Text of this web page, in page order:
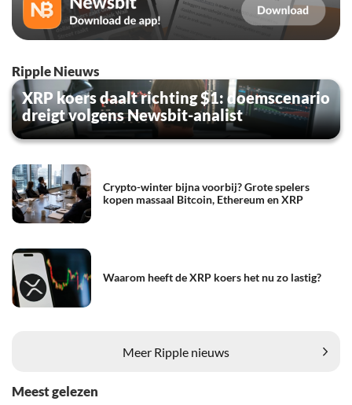
Ripple Nieuws
XRP koers daalt richting $1: doemscenario
dreigt volgens Newsbit-analist
Crypto-winter bijna voorbij? Grote spelers
kopen massaal Bitcoin, Ethereum en XRP
Waarom heeft de XRP koers het nu zo lastig?
Meer Ripple nieuws
Meest gelezen